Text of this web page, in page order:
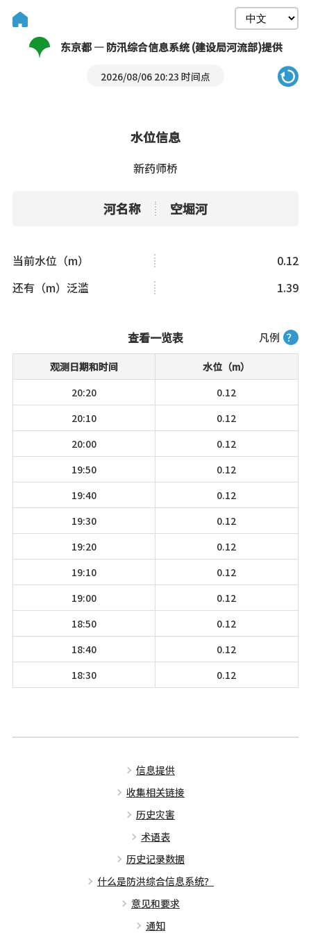
东京都 — 防汛综合信息系统 (建设局河流部)提供
2026/08/06 20:23 时间点
水位信息
新药师桥
河名称 空堀河
当前水位（m）
0.12
还有（m）泛滥
1.39
凡例 ？
查看一览表
观测日期和时间
水位（m）
20:20
0.12
20:10
0.12
20:00
0.12
19:50
0.12
19:40
0.12
19:30
0.12
19:20
0.12
19:10
0.12
19:00
0.12
18:50
0.12
18:40
0.12
18:30
0.12
信息提供
收集相关链接
历史灾害
术语表
历史记录数据
什么是防洪综合信息系统？
意见和要求
通知